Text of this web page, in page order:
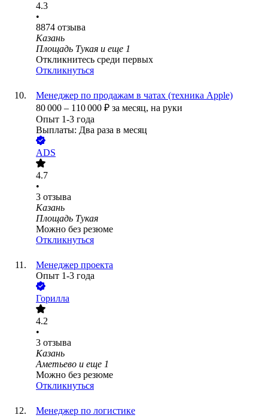
4.3
•
8874 отзыва
Казань
Площадь Тукая и еще 1
Откликнитесь среди первых
Откликнуться
Менеджер по продажам в чатах (техника Apple)
80 000 – 110 000 ₽ за месяц, на руки
Опыт 1-3 года
Выплаты: Два раза в месяц
ADS
4.7
•
3 отзыва
Казань
Площадь Тукая
Можно без резюме
Откликнуться
Менеджер проекта
Опыт 1-3 года
Горилла
4.2
•
3 отзыва
Казань
Аметьево и еще 1
Можно без резюме
Откликнуться
Менеджер по логистике